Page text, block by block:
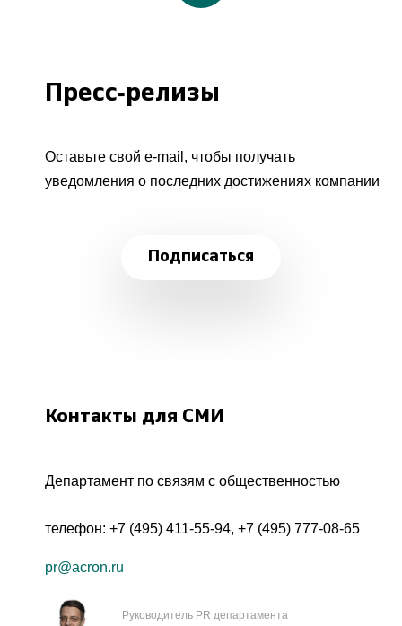
Пресс-релизы
Оставьте свой e-mail, чтобы получать
уведомления о последних достижениях компании
Подписаться
Контакты для СМИ
Департамент по связям с общественностью
телефон: +7 (495) 411-55-94, +7 (495) 777-08-65
pr@acron.ru
Руководитель PR департамента